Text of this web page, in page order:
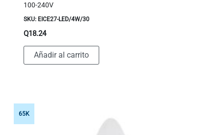
100-240V
SKU: EICE27-LED/4W/30
Q18.24
Añadir al carrito
65K